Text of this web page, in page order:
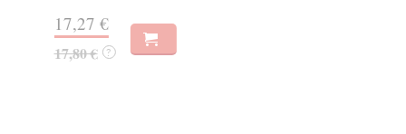
17,27 €
17,80 € ?